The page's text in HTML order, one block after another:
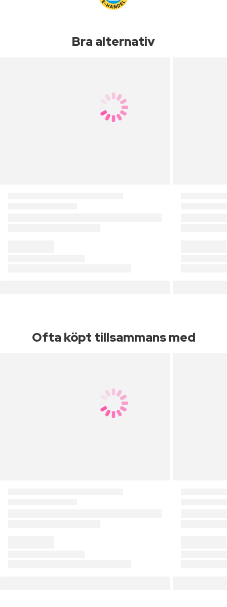
Bra alternativ
Ofta köpt tillsammans med